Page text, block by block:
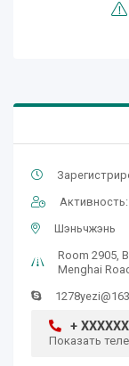
Шэньчжэнь
Room 2905,
Menghai
+
Показать